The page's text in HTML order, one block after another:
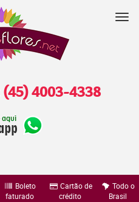
(45) 4003-4338
Boleto
faturado
Cartão de
crédito
Todo o
Brasil